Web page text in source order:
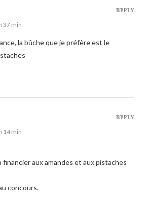
37 min
la bûche que je préfère est le
REPLY
14 min
aux amandes et aux pistaches
concours.
REPLY